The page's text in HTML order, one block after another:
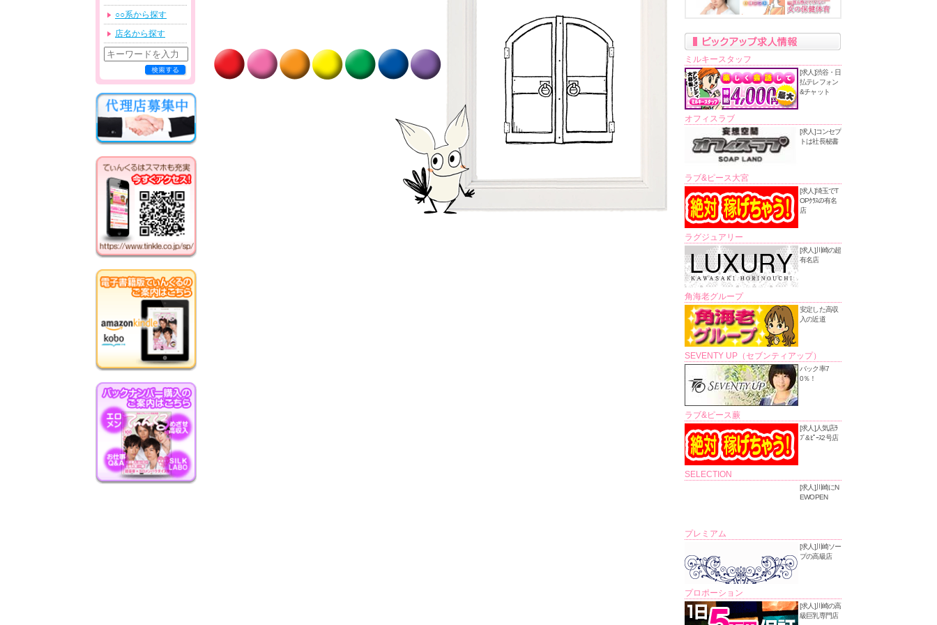
○○系から探す
店名から探す
ミルキースタッフ
[求人]渋谷・日
払テレフォン
&チャット
オフィスラブ
[求人]コンセプ
トは社長秘書
ラブ&ピース大宮
[求人]埼玉でT
OPｸﾗｽの有名
店
ラグジュアリー
[求人]川崎の超
有名店
角海老グループ
安定した高収
入の近道
SEVENTY UP（セブンティアップ）
バック率7
0％！
ラブ&ピース蕨
[求人]人気店ﾗ
ﾌﾞ&ﾋﾟｰｽ2号店
SELECTION
[求人]川崎にN
EWOPEN
プレミアム
[求人]川崎ソー
プの高級店
プロポーション
[求人]川崎の高
級巨乳専門店